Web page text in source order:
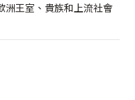
洲王室、貴族和上流社會